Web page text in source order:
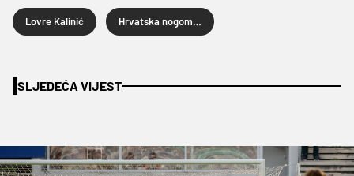
Lovre Kalinić
SLJEDEĆA VIJEST